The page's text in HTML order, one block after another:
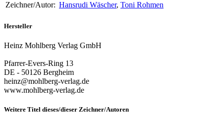
Zeichner/Autor: Hansrudi Wäscher, Toni Rohmen
Hersteller
Heinz Mohlberg Verlag GmbH
Pfarrer-Evers-Ring 13
DE - 50126 Bergheim
heinz@mohlberg-verlag.de
www.mohlberg-verlag.de
Weitere Titel dieses/dieser Zeichner/Autoren